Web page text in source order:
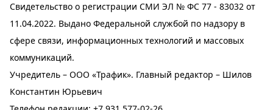
Свидетельство о регистрации СМИ ЭЛ № ФС 77 - 83032 от
11.04.2022. Выдано Федеральной службой по надзору в
сфере связи, информационных технологий и массовых
коммуникаций.
Учредитель – ООО «Трафик». Главный редактор – Шилов
Константин Юрьевич